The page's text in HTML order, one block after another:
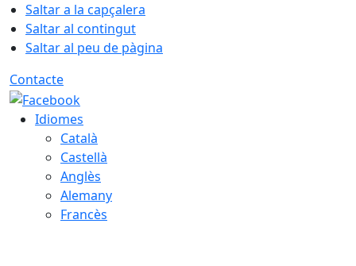
Saltar a la capçalera
Saltar al contingut
Saltar al peu de pàgina
Contacte
Idiomes
Català
Castellà
Anglès
Alemany
Francès